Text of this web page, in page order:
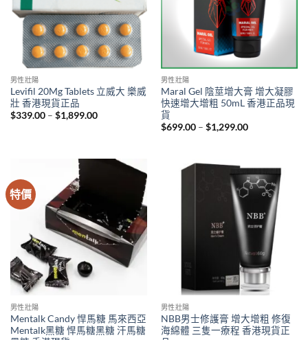
男性壯陽
Levifil 20Mg Tablets 立威大 樂威
壯 香港現貨正品
$339.00 – $1,899.00Price
男性壯陽
Maral Gel 陰莖增大膏 增大凝膠
快速增大增粗 50mL 香港正品現
貨
$699.00 – $1,299.00Price
特價
男性壯陽
Mentalk Candy 悍馬糖 馬來西亞
Mentalk黑糖 悍馬糖黑糖 汗馬糖
男性壯陽
NBB男士修護膏 增大增粗 修復
海綿體 三隻一療程 香港現貨正